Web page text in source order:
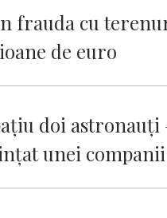
frauda cu
de euro
doi
unei